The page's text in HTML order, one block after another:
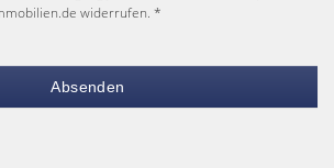
widerrufen. *
Absenden